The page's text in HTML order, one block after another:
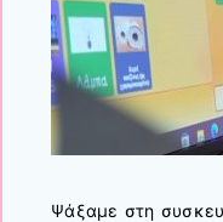
Ψάξαμε στη